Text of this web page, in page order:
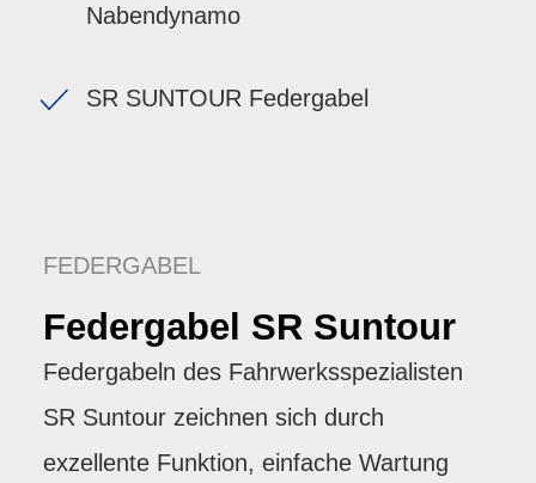
Nabendynamo
SR SUNTOUR Federgabel
FEDERGABEL
Federgabel SR Suntour
Federgabeln des Fahrwerksspezialisten
SR Suntour zeichnen sich durch
exzellente Funktion, einfache Wartung